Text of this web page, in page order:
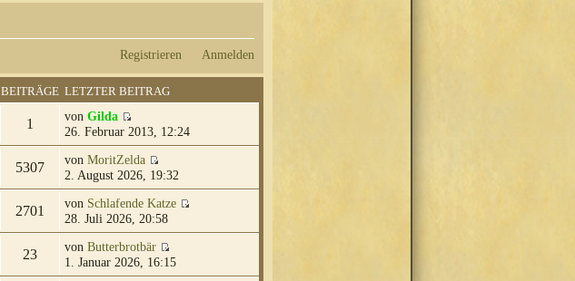
Registrieren Anmelden
BEITRÄGE LETZTER BEITRAG
1 von Gilda
26. Februar 2013, 12:24
5307 von MoritZelda
2. August 2026, 19:32
2701 von Schlafende Katze
28. Juli 2026, 20:58
23 von Butterbrotbär
1. Januar 2026, 16:15